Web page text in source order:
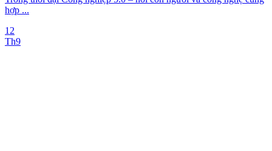
hợp ...
12
Th9